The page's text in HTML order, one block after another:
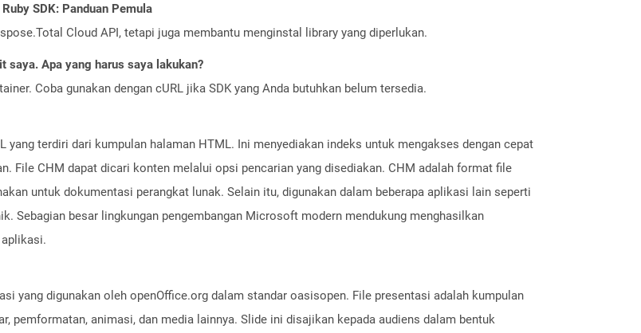
SDK: Panduan Pemula
Cloud API, tetapi juga membantu menginstal library yang diperlukan.
saya. Apa yang harus saya lakukan?
Coba gunakan dengan cURL jika SDK yang Anda butuhkan belum tersedia.
terdiri dari kumpulan halaman HTML. Ini menyediakan indeks untuk mengakses dengan cepat
File CHM dapat dicari konten melalui opsi pencarian yang disediakan. CHM adalah format file
untuk dokumentasi perangkat lunak. Selain itu, digunakan dalam beberapa aplikasi lain seperti
Sebagian besar lingkungan pengembangan Microsoft modern mendukung menghasilkan
yang digunakan oleh openOffice.org dalam standar oasisopen. File presentasi adalah kumpulan
pemformatan, animasi, dan media lainnya. Slide ini disajikan kepada audiens dalam bentuk